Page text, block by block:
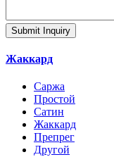
Submit Inquiry
Жаккард
Саржа
Простой
Сатин
Жаккард
Препрег
Другой